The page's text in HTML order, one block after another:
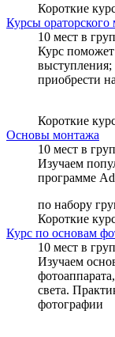
Короткие
Курсы ораторского
10 мест в
Курс поможет
выступления;
приобрести
Короткие
Основы монтажа
10 мест в
Изучаем
программе
по набору
Короткие
Курс по основам
10 мест в
Изучаем
света.
фотографии